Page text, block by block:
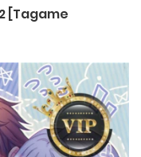
[Tagame